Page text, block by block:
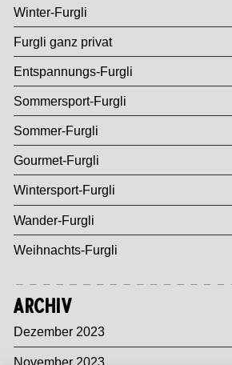
Winter-Furgli
Furgli ganz privat
Entspannungs-Furgli
Sommersport-Furgli
Sommer-Furgli
Gourmet-Furgli
Wintersport-Furgli
Wander-Furgli
Weihnachts-Furgli
Archiv
Dezember 2023
November 2023